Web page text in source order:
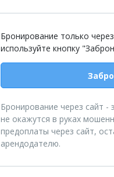
Бронирование только
используйте кнопку
Бронирование через сайт -
не окажутся в руках
предоплаты через сайт,
арендодателю.